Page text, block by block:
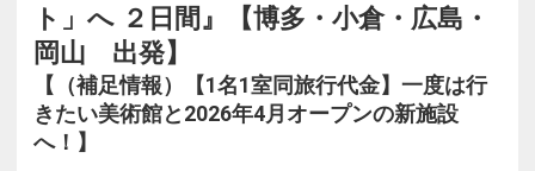
ト」へ ２日間』【博多・小倉・広島・
岡山 出発】
【（補足情報）【1名1室同旅行代金】一度は行
きたい美術館と2026年4月オープンの新施設
へ！】